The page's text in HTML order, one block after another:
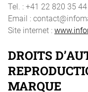
Tel. : +41 22 820 35 44
Email :
Site internet :
DROITS
MARQUE